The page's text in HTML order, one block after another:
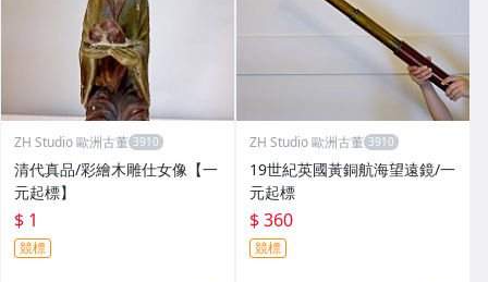
ZH Studio 歐洲古董
清代真品/彩繪木雕仕女像【一
元起標】
$ 1
競標
ZH Studio 歐洲古董
19世紀英國黃銅航海望遠鏡/一
元起標
$ 360
競標